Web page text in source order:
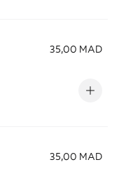
35,00 MAD
35,00 MAD